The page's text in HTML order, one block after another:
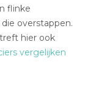
flinke
overstappen.
hier ook
vergelijken